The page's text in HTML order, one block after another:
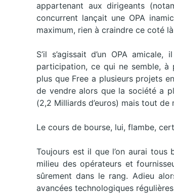
appartenant aux dirigeants
concurrent lançait une OPA
maximum, rien à craindre ce coté
S’il s’agissait d’un OPA
participation, ce qui ne semble, à
plus que Free a plusieurs projets
de vendre alors que la société a
(2,2 Milliards d’euros) mais tout
Le cours de bourse, lui, flambe,
Toujours est il que l’on aurai tous
milieu des opérateurs et
sûrement dans le rang. Adieu
avancées technologiques